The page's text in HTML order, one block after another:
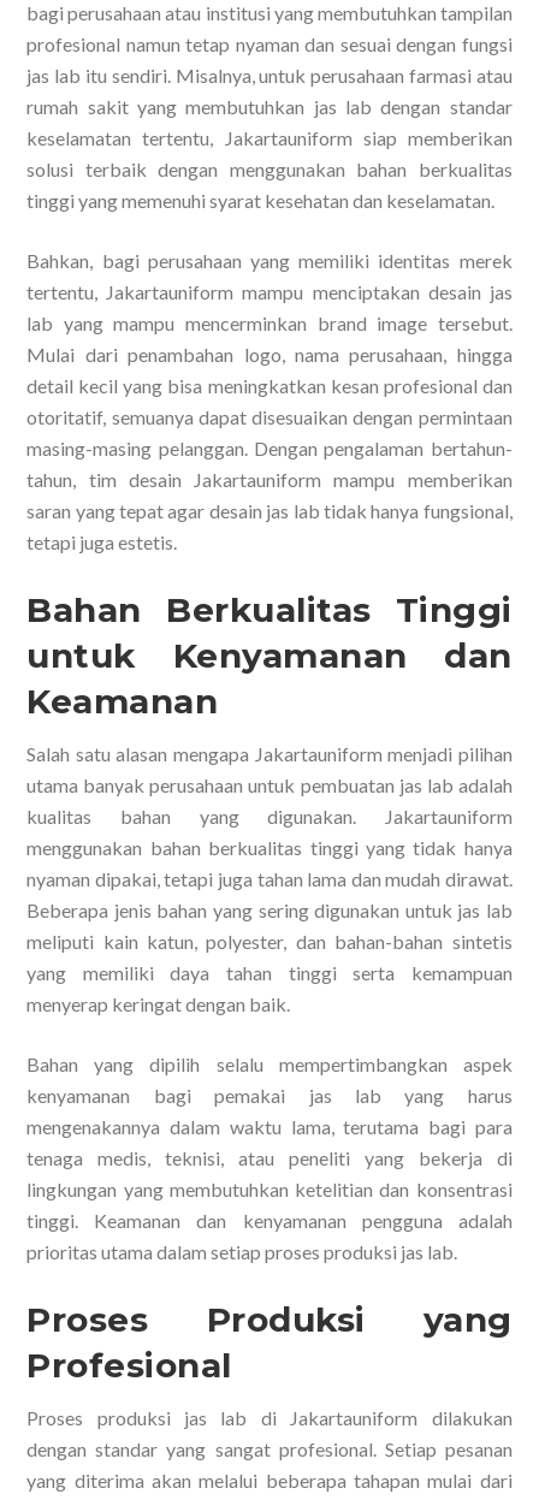
bagi perusahaan atau institusi yang membutuhkan tampilan
profesional namun tetap nyaman dan sesuai dengan fungsi
jas lab itu sendiri. Misalnya, untuk perusahaan farmasi atau
rumah sakit yang membutuhkan jas lab dengan standar
keselamatan tertentu, Jakartauniform siap memberikan
solusi terbaik dengan menggunakan bahan berkualitas
tinggi yang memenuhi syarat kesehatan dan keselamatan.
Bahkan, bagi perusahaan yang memiliki identitas merek
tertentu, Jakartauniform mampu menciptakan desain jas
lab yang mampu mencerminkan brand image tersebut.
Mulai dari penambahan logo, nama perusahaan, hingga
detail kecil yang bisa meningkatkan kesan profesional dan
otoritatif, semuanya dapat disesuaikan dengan permintaan
masing-masing pelanggan. Dengan pengalaman bertahun-
tahun, tim desain Jakartauniform mampu memberikan
saran yang tepat agar desain jas lab tidak hanya fungsional,
tetapi juga estetis.
Bahan Berkualitas Tinggi
untuk Kenyamanan dan
Keamanan
Salah satu alasan mengapa Jakartauniform menjadi pilihan
utama banyak perusahaan untuk pembuatan jas lab adalah
kualitas bahan yang digunakan. Jakartauniform
menggunakan bahan berkualitas tinggi yang tidak hanya
nyaman dipakai, tetapi juga tahan lama dan mudah dirawat.
Beberapa jenis bahan yang sering digunakan untuk jas lab
meliputi kain katun, polyester, dan bahan-bahan sintetis
yang memiliki daya tahan tinggi serta kemampuan
menyerap keringat dengan baik.
Bahan yang dipilih selalu mempertimbangkan aspek
kenyamanan bagi pemakai jas lab yang harus
mengenakannya dalam waktu lama, terutama bagi para
tenaga medis, teknisi, atau peneliti yang bekerja di
lingkungan yang membutuhkan ketelitian dan konsentrasi
tinggi. Keamanan dan kenyamanan pengguna adalah
prioritas utama dalam setiap proses produksi jas lab.
Proses Produksi yang
Profesional
Proses produksi jas lab di Jakartauniform dilakukan
dengan standar yang sangat profesional. Setiap pesanan
yang diterima akan melalui beberapa tahapan mulai dari